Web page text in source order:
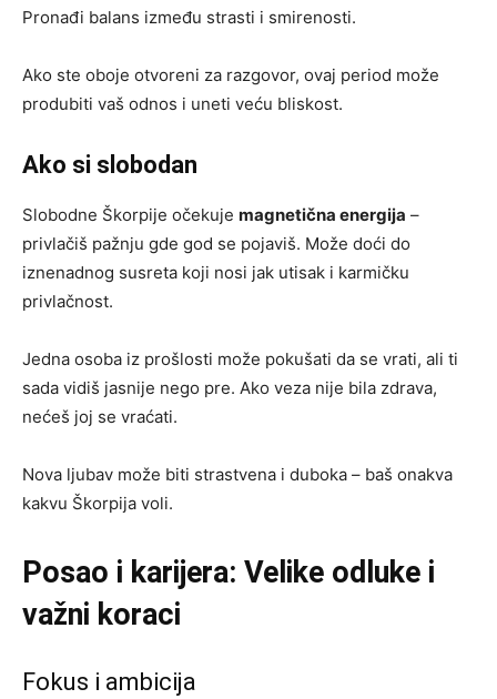
Pronađi balans između strasti i smirenosti.
Ako ste oboje otvoreni za razgovor, ovaj period može
produbiti vaš odnos i uneti veću bliskost.
Ako si slobodan
Slobodne Škorpije očekuje magnetična energija –
privlačiš pažnju gde god se pojaviš. Može doći do
iznenadnog susreta koji nosi jak utisak i karmičku
privlačnost.
Jedna osoba iz prošlosti može pokušati da se vrati, ali ti
sada vidiš jasnije nego pre. Ako veza nije bila zdrava,
nećeš joj se vraćati.
Nova ljubav može biti strastvena i duboka – baš onakva
kakvu Škorpija voli.
Posao i karijera: Velike odluke i
važni koraci
Fokus i ambicija